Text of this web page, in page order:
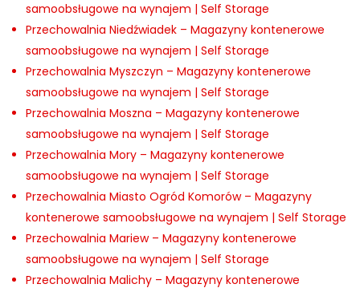
samoobsługowe na wynajem | Self Storage
Przechowalnia Niedźwiadek – Magazyny kontenerowe
samoobsługowe na wynajem | Self Storage
Przechowalnia Myszczyn – Magazyny kontenerowe
samoobsługowe na wynajem | Self Storage
Przechowalnia Moszna – Magazyny kontenerowe
samoobsługowe na wynajem | Self Storage
Przechowalnia Mory – Magazyny kontenerowe
samoobsługowe na wynajem | Self Storage
Przechowalnia Miasto Ogród Komorów – Magazyny
kontenerowe samoobsługowe na wynajem | Self Storage
Przechowalnia Mariew – Magazyny kontenerowe
samoobsługowe na wynajem | Self Storage
Przechowalnia Malichy – Magazyny kontenerowe